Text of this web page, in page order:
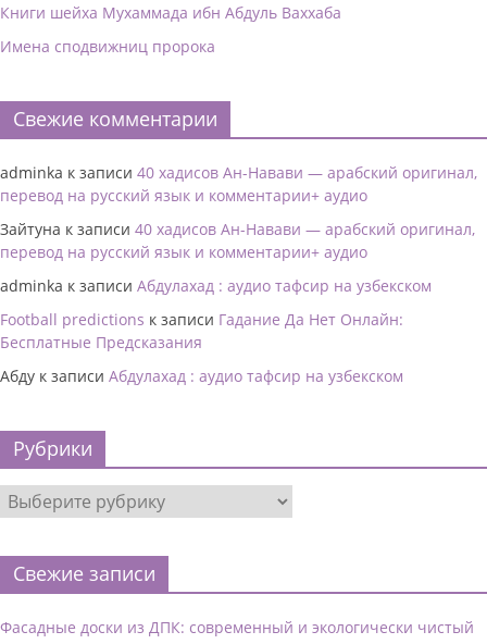
Книги шейха Мухаммада ибн Абдуль Ваххаба
Имена сподвижниц пророка
Свежие комментарии
adminka к записи 40 хадисов Ан-Навави — арабский оригинал,
перевод на русский язык и комментарии+ аудио
Зайтуна к записи 40 хадисов Ан-Навави — арабский оригинал,
перевод на русский язык и комментарии+ аудио
adminka к записи Абдулахад : аудио тафсир на узбекском
Football predictions к записи Гадание Да Нет Онлайн:
Бесплатные Предсказания
Абду к записи Абдулахад : аудио тафсир на узбекском
Рубрики
Свежие записи
Фасадные доски из ДПК: современный и экологически чистый